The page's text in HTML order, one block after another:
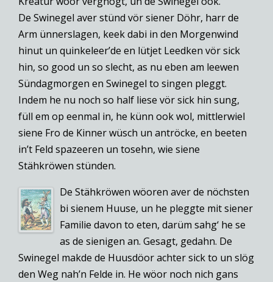
De Swinegel aver stünd vör siener Döhr, harr de
Arm ünnerslagen, keek dabi in den Morgenwind
hinut un quinkeleer’de en lütjet Leedken vör sick
hin, so good un so slecht, as nu eben am leewen
Sündagmorgen en Swinegel to singen pleggt.
Indem he nu noch so half liese vör sick hin sung,
füll em op eenmal in, he künn ook wol, mittlerwiel
siene Fro de Kinner wüsch un antröcke, en beeten
in’t Feld spazeeren un tosehn, wie siene
Stähkröwen stünden.
De Stähkröwen wöoren aver de nöchsten
bi sienem Huuse, un he pleggte mit siener
Familie davon to eten, darüm sahg‘ he se
as de sienigen an. Gesagt, gedahn. De
Swinegel makde de Huusdöor achter sick to un slög
den Weg nah’n Felde in. He wöor noch nich gans